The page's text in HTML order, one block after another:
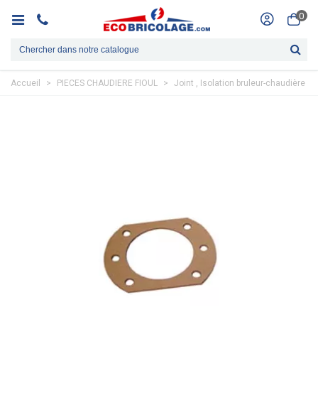
0
Accueil > PIECES CHAUDIERE FIOUL > Joint , Isolation bruleur-chaudière